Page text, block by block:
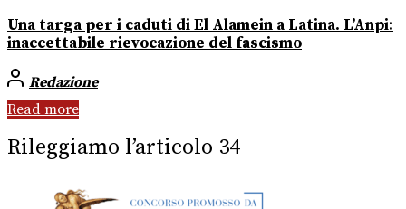
Una targa per i caduti di El Alamein a Latina. L’Anpi:
inaccettabile rievocazione del fascismo
Redazione
Read more
Rileggiamo l’articolo 34